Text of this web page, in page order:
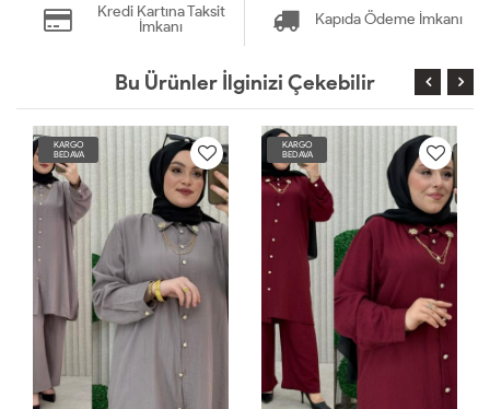
Kredi Kartına Taksit
İmkanı
Kapıda Ödeme İmkanı
Bu Ürünler İlginizi Çekebilir
KARGO
BEDAVA
KARGO
BEDAVA